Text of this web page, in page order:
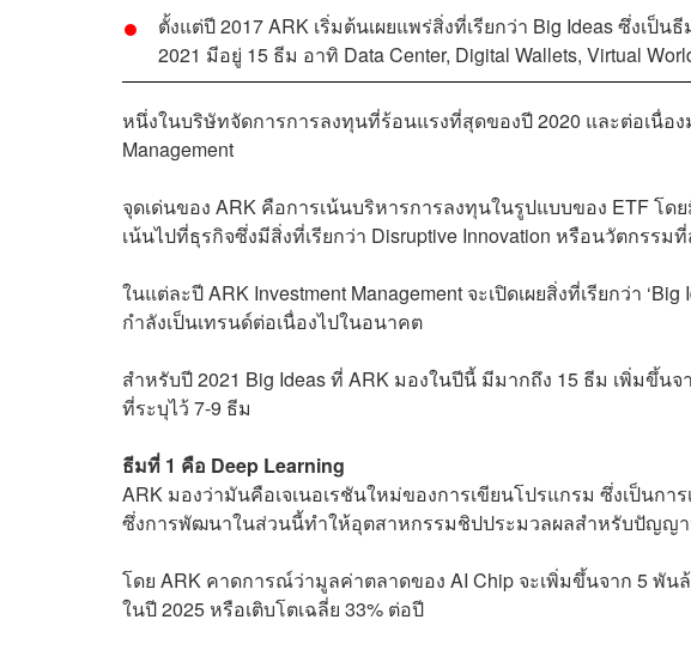
ตั้งแต่ปี 2017 ARK เริ่มต้นเผยแพร่สิ่งที่เรียกว่า Big Ideas ซึ่งเป็
2021 มีอยู่ 15 ธีม อาทิ Data Center, Digital Wallets, Virtual
หนึ่งในบริษัทจัดการการลงทุนที่ร้อนแรงที่สุดของปี 2020 และต่อเนื่อ
Management
จุดเด่นของ ARK คือการเน้นบริหารการลงทุนในรูปแบบของ ETF โ
เน้นไปที่ธุรกิจซึ่งมีสิ่งที่เรียกว่า Disruptive Innovation หรือนวัตกรรม
ในแต่ละปี ARK Investment Management จะเปิดเผยสิ่งที่เรียกว่า
กำลังเป็นเทรนด์ต่อเนื่องไปในอนาคต
สำหรับปี 2021 Big Ideas ที่ ARK มองในปีนี้ มีมากถึง 15 ธีม เพิ่มขึ้น
ที่ระบุไว้ 7-9 ธีม
ธีมที่ 1 คือ Deep Learning
ARK มองว่ามันคือเจเนอเรชันใหม่ของการเขียนโปรแกรม ซึ่งเป็นกา
ซึ่งการพัฒนาในส่วนนี้ทำให้อุตสาหกรรมชิปประมวลผลสำหรับปัญญา
โดย ARK คาดการณ์ว่ามูลค่าตลาดของ AI Chip จะเพิ่มขึ้นจาก 5 พั
ในปี 2025 หรือเติบโตเฉลี่ย 33% ต่อปี